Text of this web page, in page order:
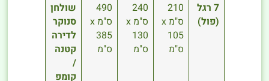
7 רגל
(פול)
210
ס"מ x
105
ס"מ
240
ס"מ x
130
ס"מ
490
ס"מ x
385
ס"מ
שולחן
סנוקר
לדירה
קטנה
/
קומפ